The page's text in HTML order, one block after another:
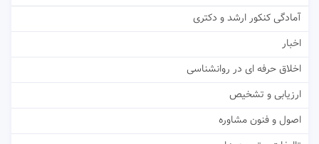
آمادگی کنکور ارشد و دکتری
اخبار
اخلاق حرفه ای در روانشناسی
ارزیابی و تشخیص
اصول و فنون مشاوره